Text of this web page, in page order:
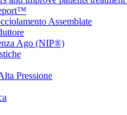
Assemblate
Ago (NIP®)
Pressione